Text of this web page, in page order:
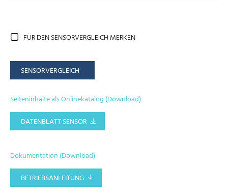
FÜR DEN SENSORVERGLEICH MERKEN
SENSORVERGLEICH
Seiteninhalte als Onlinekatalog (Download)
DATENBLATT SENSOR
Dokumentation (Download)
BETRIEBSANLEITUNG